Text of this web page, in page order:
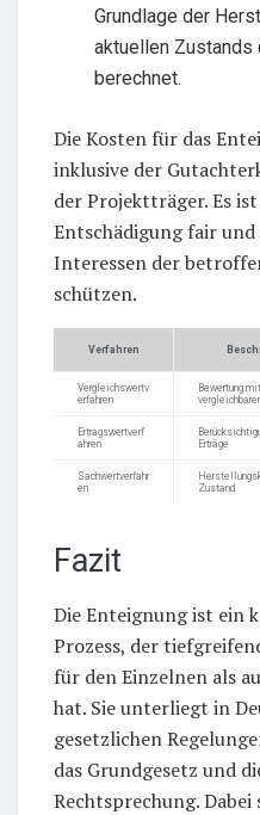
Grundlage der
aktuellen Zustands
berechnet.
Die Kosten für das
inklusive der
der Projektträger. Es
Entschädigung fair und
Interessen der
schützen.
Verfahren
Vergleichswertv
erfahren
Bewertung
Ertragswertverf
ahren
Erträge
Sachwertverfahr
en
Zustand
Fazit
Die Enteignung ist ein
Prozess, der
für den Einzelnen als
hat. Sie unterliegt in
gesetzlichen
das Grundgesetz und
Rechtsprechung.